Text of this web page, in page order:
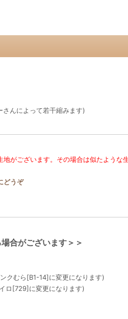
んによって若干縮みます)
がございます。その場合は似たような
どうぞ
合がございます＞＞
むら[B1-14]に変更になります)
[729]に変更になります)